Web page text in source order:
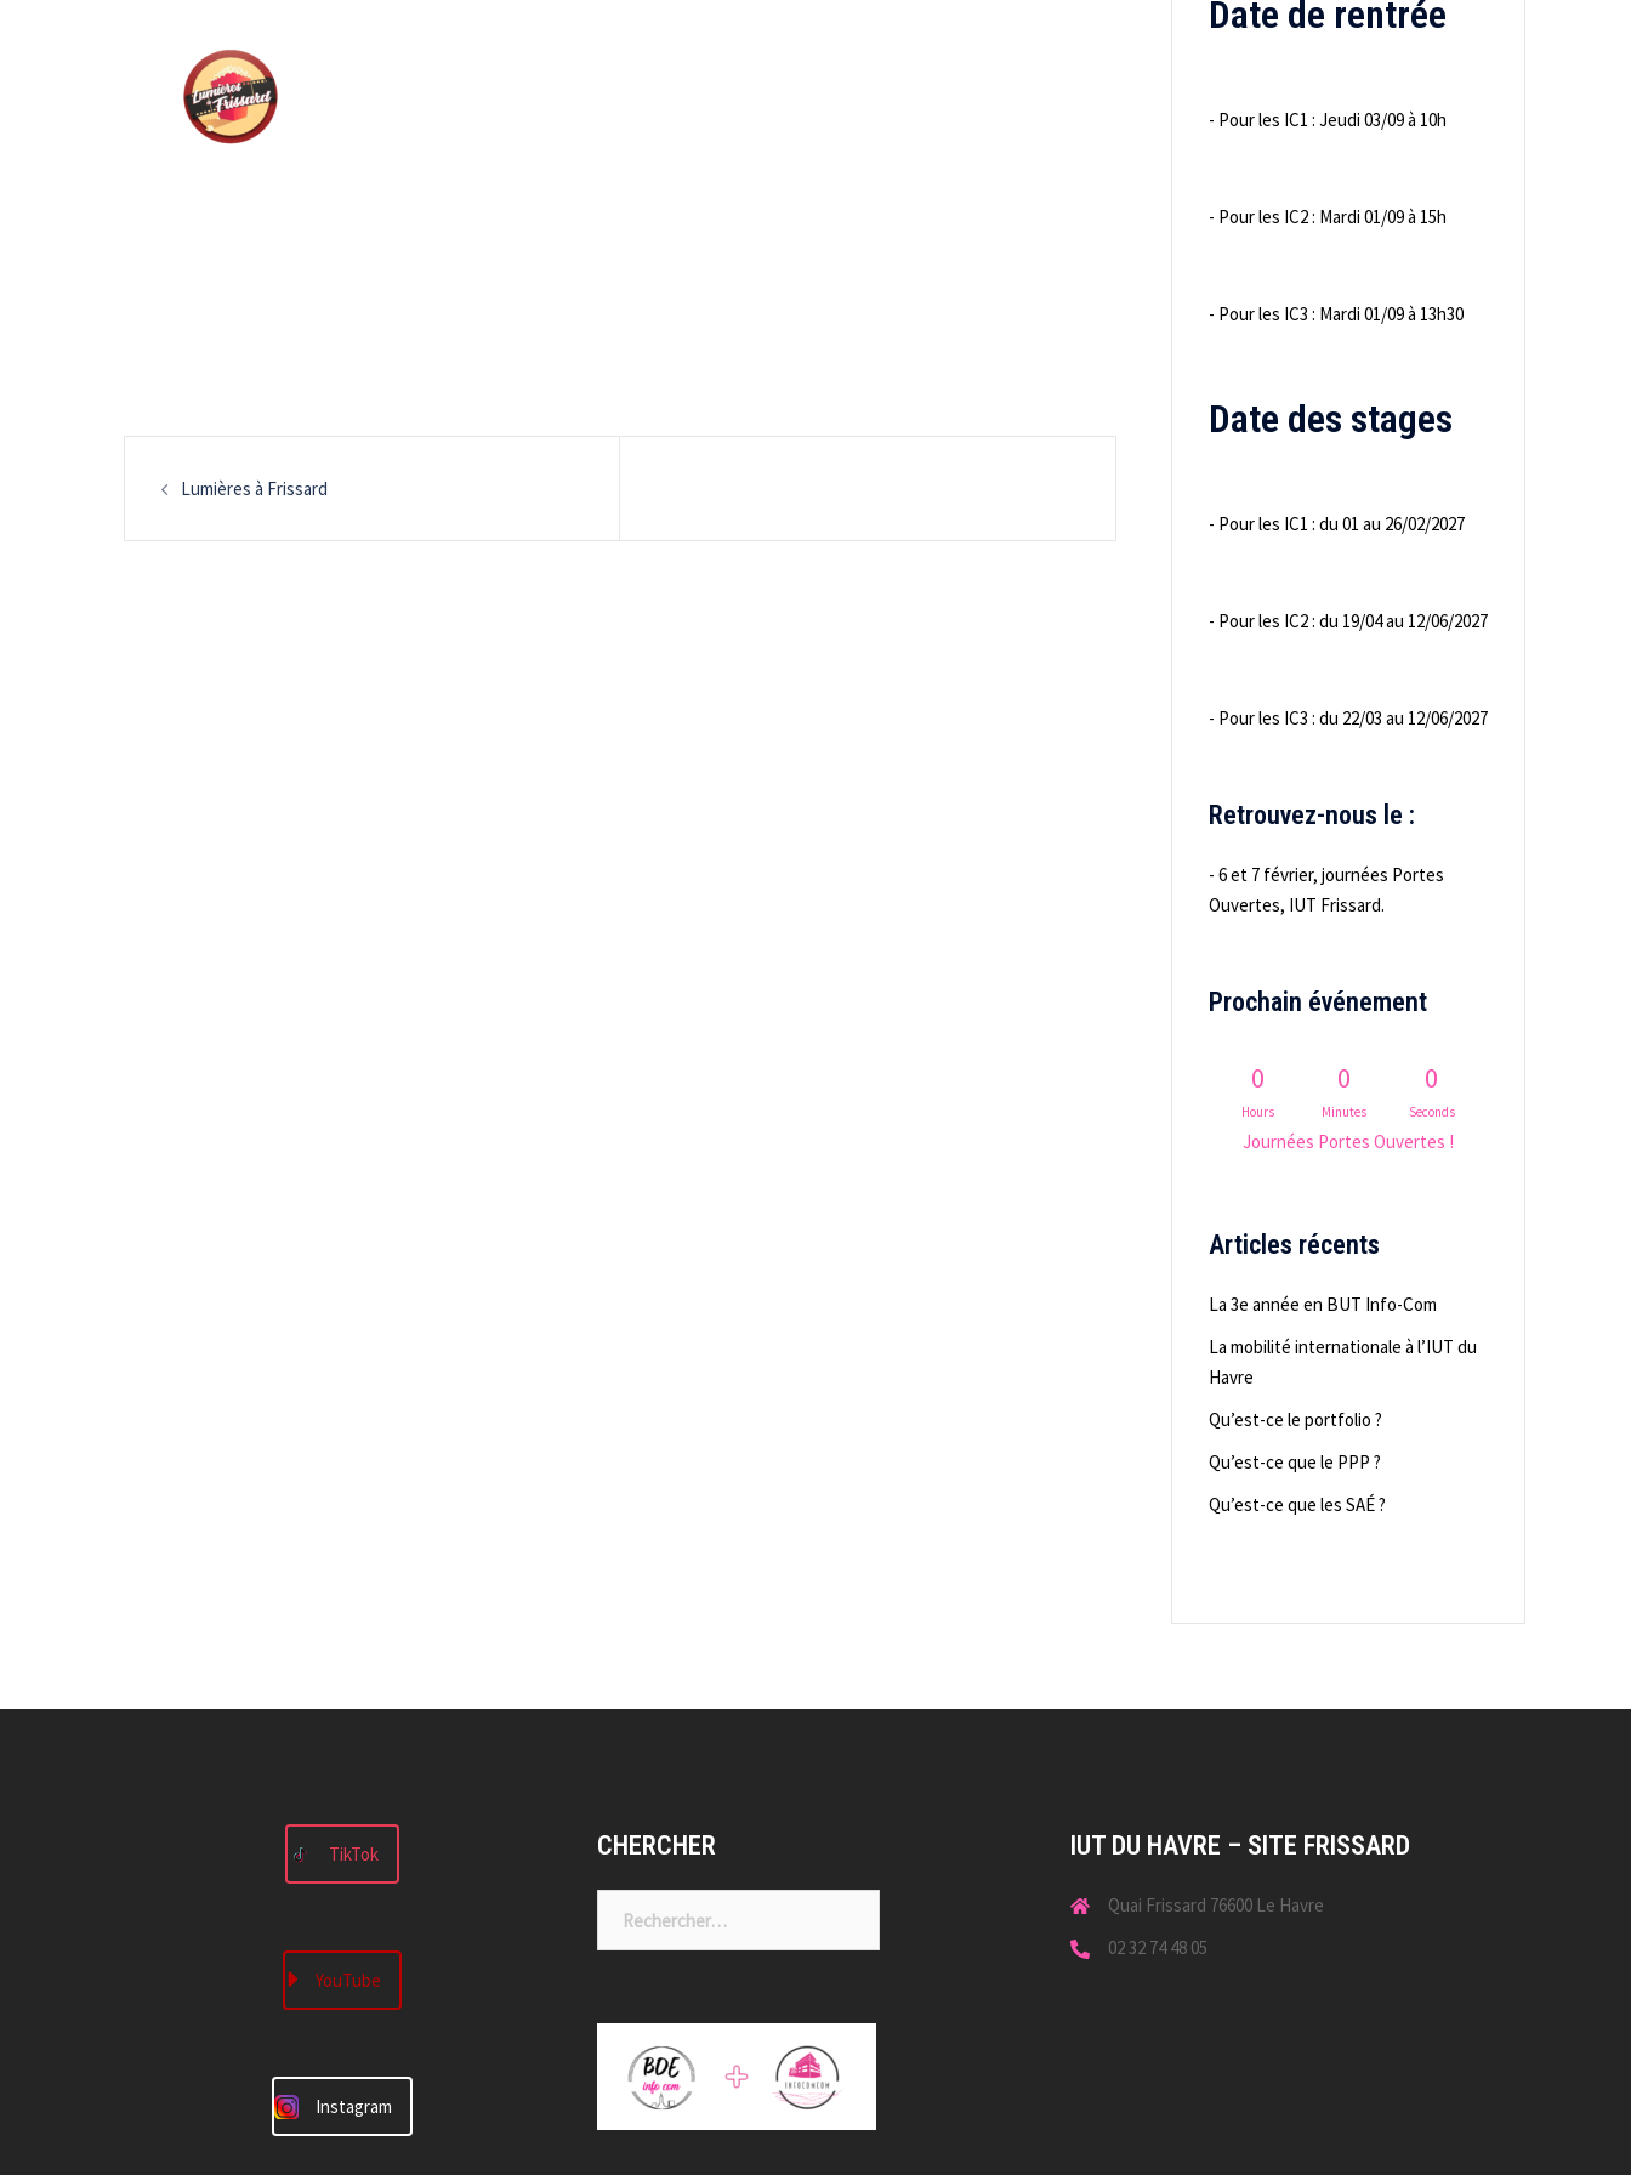
Navigation
d’article
Lumières à Frissard
Date de rentrée
- Pour les IC1 : Jeudi 03/09 à 10h
- Pour les IC2 : Mardi 01/09 à 15h
- Pour les IC3 : Mardi 01/09 à 13h30
Date des stages
- Pour les IC1 : du 01 au 26/02/2027
- Pour les IC2 : du 19/04 au 12/06/2027
- Pour les IC3 : du 22/03 au 12/06/2027
Retrouvez-nous le :
- 6 et 7 février, journées Portes
Ouvertes, IUT Frissard.
Prochain événement
0
Hours
0
Minutes
0
Seconds
Journées Portes Ouvertes !
Articles récents
La 3e année en BUT Info-Com
La mobilité internationale à l’IUT du
Havre
Qu’est-ce le portfolio ?
Qu’est-ce que le PPP ?
Qu’est-ce que les SAÉ ?
TikTok
YouTube
Instagram
CHERCHER IUT DU HAVRE – SITE FRISSARD
Quai Frissard 76600 Le Havre
02 32 74 48 05